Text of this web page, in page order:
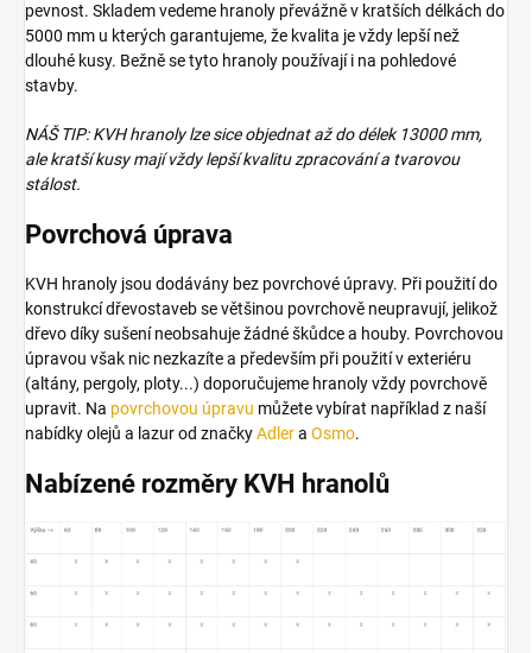
pevnost. Skladem vedeme hranoly převážně v kratších délkách do
5000 mm u kterých garantujeme, že kvalita je vždy lepší než
dlouhé kusy. Bežně se tyto hranoly používají i na pohledové
stavby.
NÁŠ TIP: KVH hranoly lze sice objednat až do délek 13000 mm,
ale kratší kusy mají vždy lepší kvalitu zpracování a tvarovou
stálost.
Povrchová úprava
KVH hranoly jsou dodávány bez povrchové úpravy. Při použití do
konstrukcí dřevostaveb se většinou povrchově neupravují, jelikož
dřevo díky sušení neobsahuje žádné škůdce a houby. Povrchovou
úpravou však nic nezkazíte a především při použití v exteriéru
(altány, pergoly, ploty...) doporučujeme hranoly vždy povrchově
upravit. Na povrchovou úpravu můžete vybírat například z naší
nabídky olejů a lazur od značkyAdlera Osmo.
Nabízené rozměry KVH hranolů